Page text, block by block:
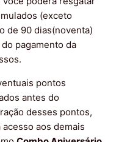
(exceto
de 90 dias(noventa)
pagamento da
pontos
antes do
desses pontos,
aos demais